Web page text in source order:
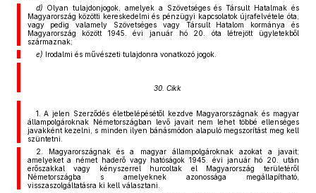
d) Olyan tulajdonjogok, amelyek a Szövetséges és Társult Hatalmak és
Magyarország közötti kereskedelmi és pénzügyi kapcsolatok újrafelvétele óta,
vagy pedig valamely Szövetséges vagy Társult Hatalom kormánya és
Magyarország között 1945. évi január hó 20. óta létrejött ügyletekből
származnak;
e) Irodalmi és művészeti tulajdonra vonatkozó jogok.
30. Cikk
1. A jelen Szerződés életbelépésétől kezdve Magyarországnak és magyar
állampolgároknak Németországban levő javait nem lehet többé ellenséges
javakként kezelni, s minden ilyen bánásmódon alapuló megszorítást meg kell
szüntetni.
2. Magyarországnak és a magyar állampolgároknak azokat a javait;
amelyeket a német haderő vagy hatóságok 1945. évi január hó 20. után
erőszakkal vagy kényszerrel hurcoltak el Magyarország területéről
Németországba s amelyeknek azonossága megállapítható,
visszaszolgáltatásra ki kell választani.